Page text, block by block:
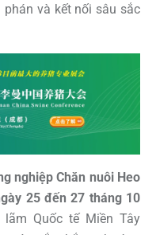
và kết nối sâu sắc
nghiệp Chăn nuôi Heo
25 đến 27 tháng 10
Quốc tế Miền Tây